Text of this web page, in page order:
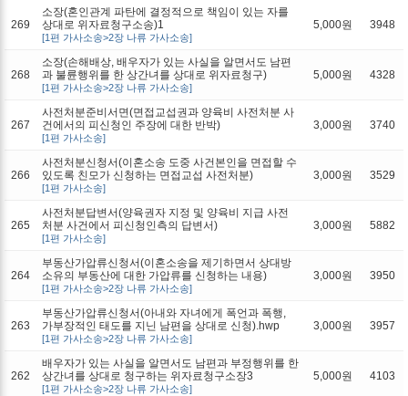
269
소장(혼인관계 파탄에 결정적으로 책임이 있는 자를
상대로 위자료청구소송)1
[1편 가사소송>2장 나류 가사소송]
5,000원 3948
268
소장(손해배상, 배우자가 있는 사실을 알면서도 남편
과 불륜행위를 한 상간녀를 상대로 위자료청구)
[1편 가사소송>2장 나류 가사소송]
5,000원 4328
267
사전처분준비서면(면접교섭권과 양육비 사전처분 사
건에서의 피신청인 주장에 대한 반박)
[1편 가사소송]
3,000원 3740
266
사전처분신청서(이혼소송 도중 사건본인을 면접할 수
있도록 친모가 신청하는 면접교섭 사전처분)
[1편 가사소송]
3,000원 3529
265
사전처분답변서(양육권자 지정 및 양육비 지급 사전
처분 사건에서 피신청인측의 답변서)
[1편 가사소송]
3,000원 5882
264
부동산가압류신청서(이혼소송을 제기하면서 상대방
소유의 부동산에 대한 가압류를 신청하는 내용)
[1편 가사소송>2장 나류 가사소송]
3,000원 3950
263
부동산가압류신청서(아내와 자녀에게 폭언과 폭행,
가부장적인 태도를 지닌 남편을 상대로 신청).hwp
[1편 가사소송>2장 나류 가사소송]
3,000원 3957
262
배우자가 있는 사실을 알면서도 남편과 부정행위를 한
상간녀를 상대로 청구하는 위자료청구소장3
[1편 가사소송>2장 나류 가사소송]
5,000원 4103